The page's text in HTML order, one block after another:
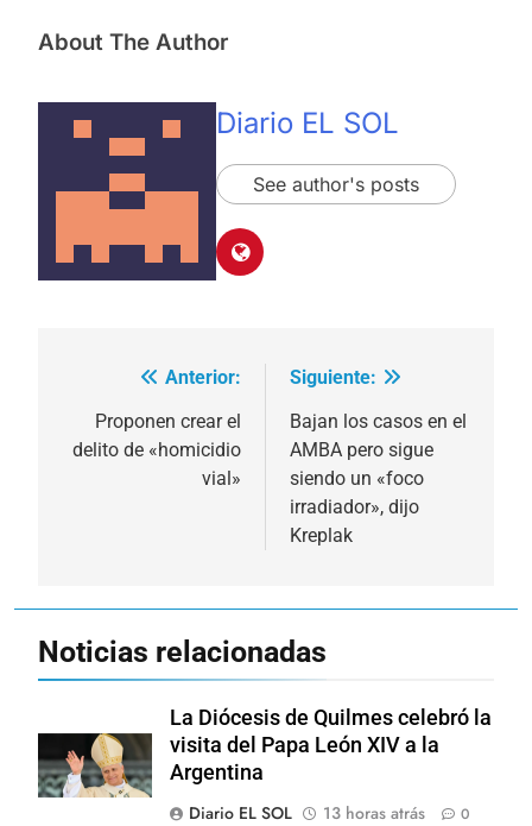
About The Author
Diario EL SOL
See author's posts
Navegación
Anterior:
Proponen crear el
delito de «homicidio
vial»
Siguiente:
Bajan los casos en el
AMBA pero sigue
siendo un «foco
irradiador», dijo
Kreplak
Noticias relacionadas
La Diócesis de Quilmes celebró la
visita del Papa León XIV a la
Argentina
Diario EL SOL
13 horas atrás 0